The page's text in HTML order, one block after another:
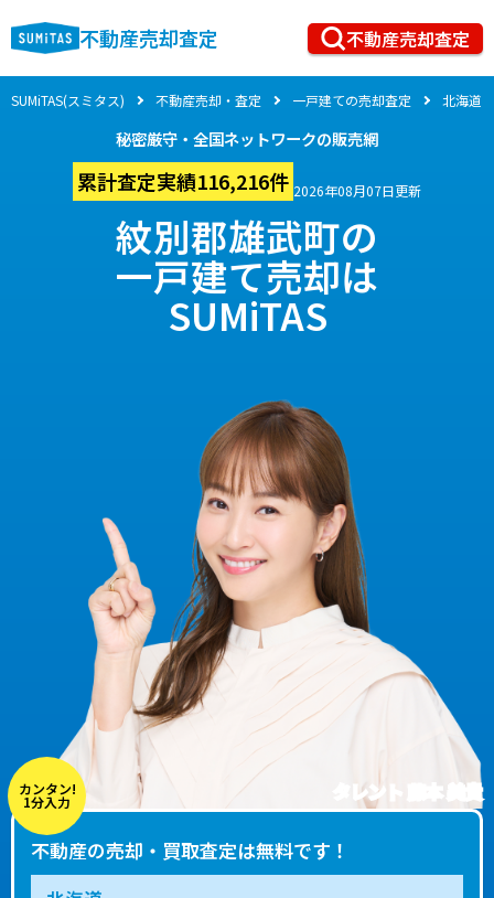
不動産売却査定 不動産売却査定
SUMiTAS(スミタス) 不動産売却・査定 一戸建ての売却査定 北海道
秘密厳守・全国ネットワークの販売網
累計査定実績116,216件 2026年08月07日更新
紋別郡雄武町の
一戸建て売却は
SUMiTAS
タレント 藤本 美貴
カンタン!
1分入力
不動産の売却・買取査定は無料です！